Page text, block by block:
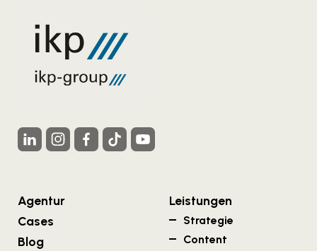
Agentur
Cases
Blog
Leistungen
Strategie
Content